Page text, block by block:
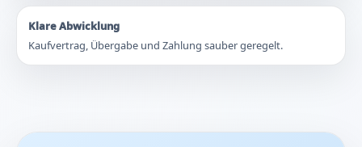
Klare Abwicklung
Kaufvertrag, Übergabe und Zahlung sauber geregelt.